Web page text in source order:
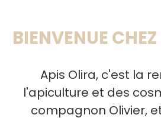
BIENVENUE
Apis Olira, c'est la
l'apiculture et des
compagnon Olivier,